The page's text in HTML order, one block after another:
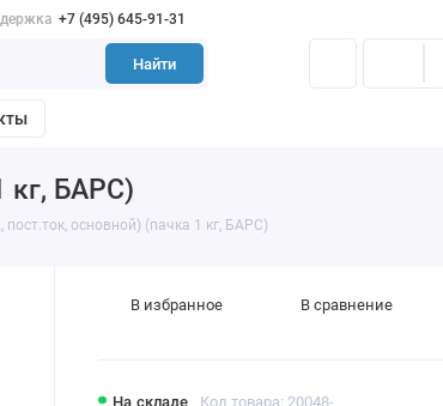
+7 (495) 645-91-31
Найти
кг, БАРС)
основной) (пачка 1 кг, БАРС)
На складе Код товара: 20048-
В избранное В сравнение